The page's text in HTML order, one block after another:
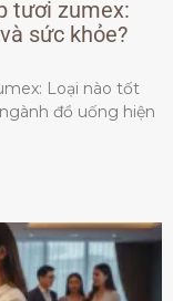
tươi zumex:
sức khỏe?
Loại nào tốt
đồ uống hiện